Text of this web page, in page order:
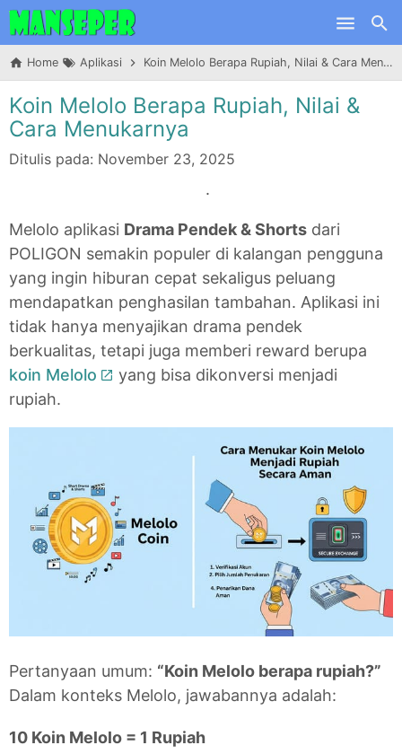
Skip to main content
Home Aplikasi Koin Melolo Berapa Rupiah, Nilai & Cara Menukarnya
Koin Melolo Berapa Rupiah, Nilai &
Cara Menukarnya
Ditulis pada: November 23, 2025
.
Melolo aplikasi Drama Pendek & Shorts dari
POLIGON semakin populer di kalangan pengguna
yang ingin hiburan cepat sekaligus peluang
mendapatkan penghasilan tambahan. Aplikasi ini
tidak hanya menyajikan drama pendek
berkualitas, tetapi juga memberi reward berupa
koin Melolo
yang bisa dikonversi menjadi
rupiah.
Pertanyaan umum: “Koin Melolo berapa rupiah?”
Dalam konteks Melolo, jawabannya adalah:
10 Koin Melolo = 1 Rupiah